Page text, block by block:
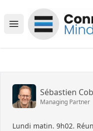
Open main menu
Connected Minds
Sébastien
Managing Partner
Lundi matin. 9h02.